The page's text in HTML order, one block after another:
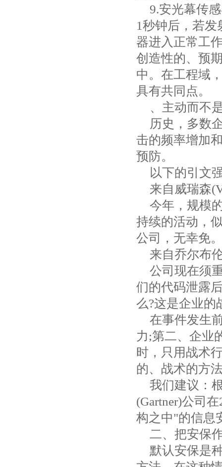
9.安光幕传
1秒钟后，若发
器进入正常工
创造性的、预
中。在工程域
具有共同点。
、主动而不
历史，多数
击的频率增加
预防。
以下的引文
来自威瑞森
今年，规模
持续的活动，
公司，无幸免
来自乔尔布
公司现在须
们的代码泄露
么?这是企业的
在事件发生
力;第二、企业
时，只用战术
的、战术的方
我们建议：
(Gartner)公司在
构之中"的信息
二、把安保
默认安保是